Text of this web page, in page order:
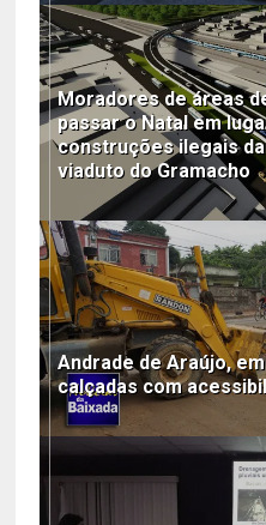
Moradores de áreas
passar o Natal em
construções ilegais
viaduto do Gramacho
Andrade de Araújo,
calçadas com